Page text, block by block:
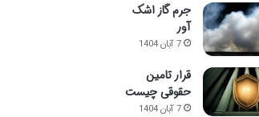
جرم گاز اشک
آور
7 آبان 1404
قرار تامین
حقوقی چیست
7 آبان 1404